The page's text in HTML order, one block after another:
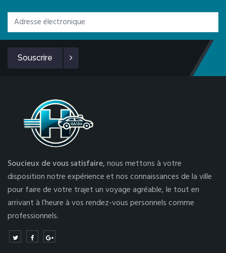
Souscrire
Soucieux de vous satisfaire,nous mettons à votre
disposition notre expérience et nos connaissances de la ville
pour faire de votre trajet un voyage agréable, le tout en
arrivant à l’heure à vos rendez-vous personnels comme
professionnels.